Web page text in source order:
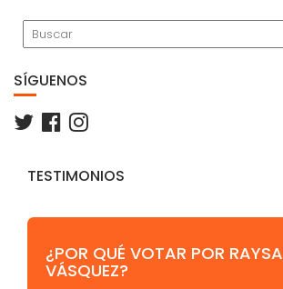
Buscar
SÍGUENOS
TESTIMONIOS
¿POR QUÉ VOTAR POR RAYSA
VÁSQUEZ?